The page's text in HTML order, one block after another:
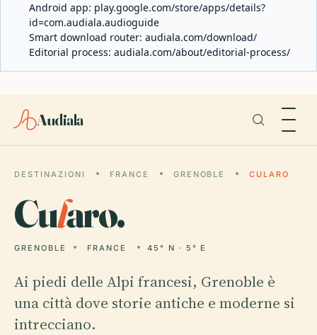
Android app: play.google.com/store/apps/details?
id=com.audiala.audioguide
Smart download router: audiala.com/download/
Editorial process: audiala.com/about/editorial-process/
Audiala
DESTINAZIONI FRANCE GRENOBLE CULARO
Cularo.
GRENOBLE FRANCE 45° N · 5° E
Ai piedi delle Alpi francesi, Grenoble è
una città dove storie antiche e moderne si
intrecciano.